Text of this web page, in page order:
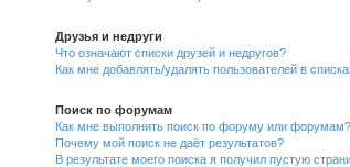
Друзья и недруги
Что означают списки друзей и недругов?
Как мне добавлять/удалять пользователей в
Поиск по форумам
Как мне выполнить поиск по форуму или форумам?
Почему мой поиск не даёт результатов?
В результате моего поиска я получил пустую